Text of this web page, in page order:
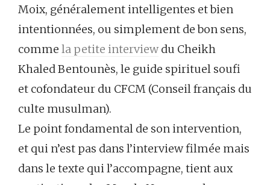
Moix, généralement intelligentes et bien
intentionnées, ou simplement de bon sens,
comme la petite interview du Cheikh
Khaled Bentounès, le guide spirituel soufi
et cofondateur du CFCM (Conseil français du
culte musulman).
Le point fondamental de son intervention,
et qui n’est pas dans l’interview filmée mais
dans le texte qui l’accompagne, tient aux